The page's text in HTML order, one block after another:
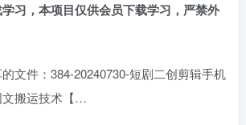
习，本项目仅供会员下载学习，严禁外
文件：384-20240730-短剧二创剪辑手机
文搬运技术【…